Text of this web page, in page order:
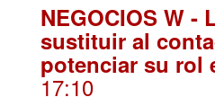
NEGOCIOS W -
sustituir al
potenciar su rol
17:10